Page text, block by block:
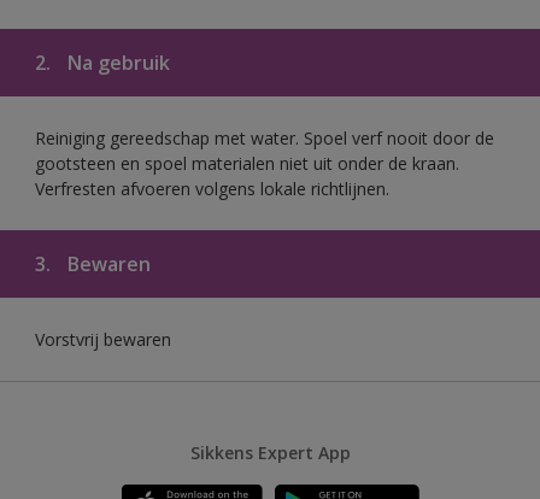
2. Na gebruik
Reiniging gereedschap met water. Spoel verf nooit door de
gootsteen en spoel materialen niet uit onder de kraan.
Verfresten afvoeren volgens lokale richtlijnen.
3. Bewaren
Vorstvrij bewaren
Sikkens Expert App